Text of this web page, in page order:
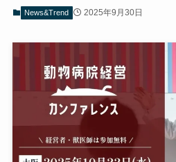
News&Trend 2025年9月30日